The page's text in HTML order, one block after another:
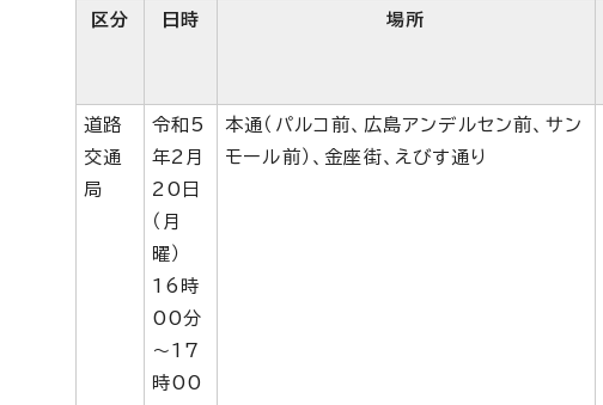
区分 日時 場所
道路
交通
局
令和5
年2月
20日
（月
曜）
16時
00分
～17
時00
本通（パルコ前、広島アンデルセン前、サン
モール前）、金座街、えびす通り